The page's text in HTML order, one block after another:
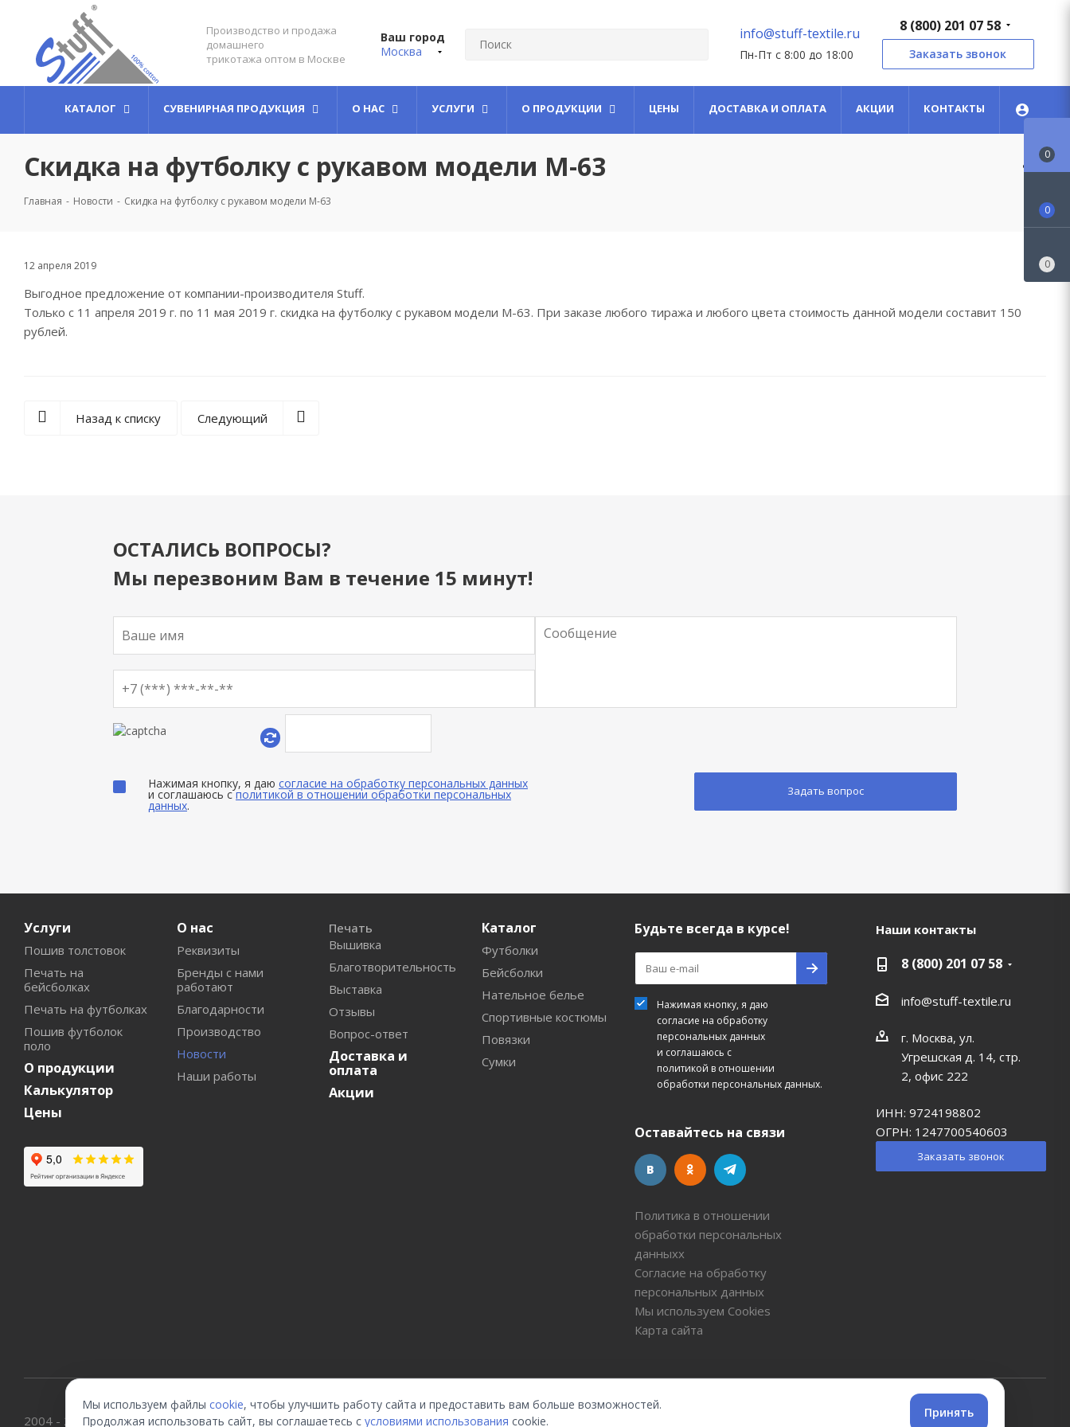
Производство и продажа
домашнего
трикотажа оптом в Москве
Ваш город
Москва
info@stuff-textile.ru
Пн-Пт с 8:00 до 18:00
8 (800) 201 07 58
Заказать звонок
КАТАЛОГ СУВЕНИРНАЯ ПРОДУКЦИЯ О НАС УСЛУГИ О ПРОДУКЦИИ ЦЕНЫ ДОСТАВКА И ОПЛАТА АКЦИИ КОНТАКТЫ
Скидка на футболку с рукавом модели М-63
Главная - Новости - Скидка на футболку с рукавом модели М-63
12 апреля 2019
Выгодное предложение от компании-производителя Stuff.
Только с 11 апреля 2019 г. по 11 мая 2019 г. скидка на футболку с рукавом модели М-63. При заказе любого тиража и любого цвета стоимость данной модели составит 150
рублей.
Назад к списку Следующий
ОСТАЛИСЬ ВОПРОСЫ?
Мы перезвоним Вам в течение 15 минут!
Нажимая кнопку, я даю согласие на обработку персональных данных
и соглашаюсь сполитикой в отношении обработки персональных
данных.
Услуги
Пошив толстовок
Печать на
бейсболках
Печать на футболках
Пошив футболок
поло
О продукции
Калькулятор
Цены
О нас
Реквизиты
Бренды с нами
работают
Благодарности
Производство
Новости
Наши работы
Печать
Вышивка
Благотворительность
Выставка
Отзывы
Вопрос-ответ
Доставка и
оплата
Акции
Каталог
Футболки
Бейсболки
Нательное белье
Спортивные костюмы
Повязки
Сумки
Будьте всегда в курсе!
Нажимая кнопку, я даю
согласие на обработку
персональных данных
и соглашаюсь с
политикой в отношении
обработки персональных данных.
Оставайтесь на связи
Политика в отношении
обработки персональных
данныхх
Согласие на обработку
персональных данных
Мы используем Cookies
Карта сайта
Наши контакты
8 (800) 201 07 58
info@stuff-textile.ru
г. Москва, ул.
Угрешская д. 14, стр.
2, офис 222
ИНН: 9724198802
ОГРН: 1247700540603
Заказать звонок
Данный сайт носит информационный характер и ни при каких условиях не является публичной офертой, которая определяется положениями Статьи 427 (2) Гражданского кодекса РФ
2004 - 2026 © Официальный интернет-магазин фабрики Stuff Textile - одежда из натурального хлопка с доставкой по России
0
0
0
Мы используем файлы cookie, чтобы улучшить работу сайта и предоставить вам больше возможностей.
Продолжая использовать сайт, вы соглашаетесь с условиями использования cookie.
Принять